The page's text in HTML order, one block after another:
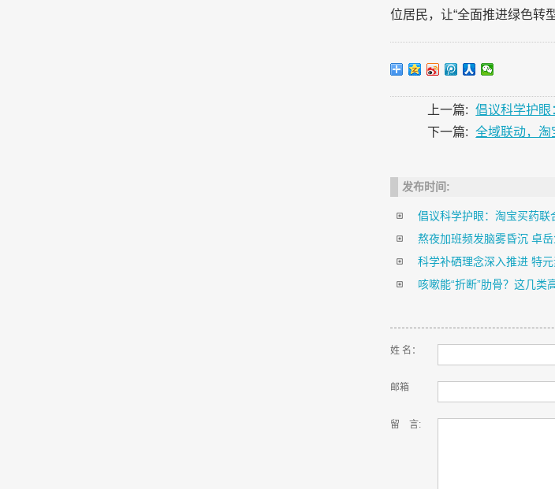
位居民，让“全面推进绿色转
上一篇:
倡议科学护眼
下一篇:
全域联动，淘
发布时间:
倡议科学护眼：淘宝买药联
熬夜加班频发脑雾昏沉 卓岳
科学补硒理念深入推进 特元
咳嗽能“折断”肋骨？这几类
姓 名：
邮箱
留 言: